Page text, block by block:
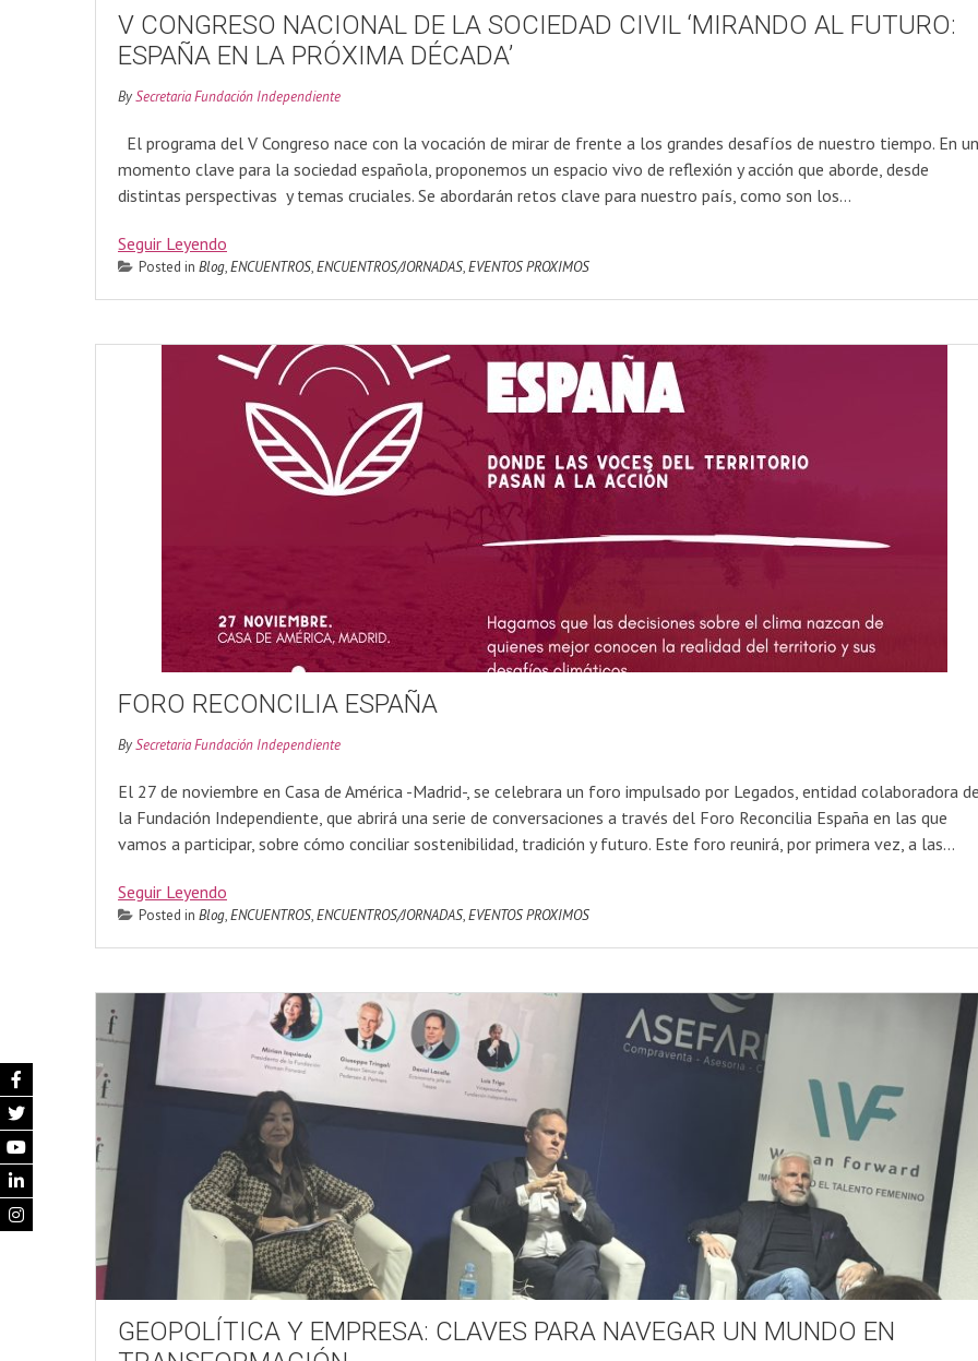
V CONGRESO NACIONAL DE LA SOCIEDAD CIVIL ‘MIRANDO AL FUTURO:
ESPAÑA EN LA PRÓXIMA DÉCADA’
BySecretaria Fundación Independiente
El programa del V Congreso nace con la vocación de mirar de frente a los grandes desafíos de nuestro tiempo. En un
momento clave para la sociedad española, proponemos un espacio vivo de reflexión y acción que aborde, desde
distintas perspectivas y temas cruciales. Se abordarán retos clave para nuestro país, como son los…
Seguir Leyendo
Posted in Blog,ENCUENTROS,ENCUENTROS/JORNADAS,EVENTOS PROXIMOS
FORO RECONCILIA ESPAÑA
BySecretaria Fundación Independiente
El 27 de noviembre en Casa de América -Madrid-, se celebrara un foro impulsado por Legados, entidad colaboradora
la Fundación Independiente, que abrirá una serie de conversaciones a través del Foro Reconcilia España en las que
vamos a participar, sobre cómo conciliar sostenibilidad, tradición y futuro. Este foro reunirá, por primera vez, a las…
Seguir Leyendo
Posted in Blog,ENCUENTROS,ENCUENTROS/JORNADAS,EVENTOS PROXIMOS
GEOPOLÍTICA Y EMPRESA: CLAVES PARA NAVEGAR UN MUNDO EN